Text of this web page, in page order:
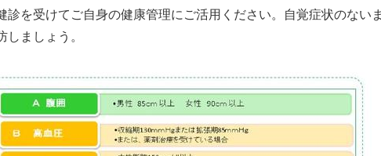
診を受けてご自身の健康管理にご活用ください。自覚症状のない
しましょう。